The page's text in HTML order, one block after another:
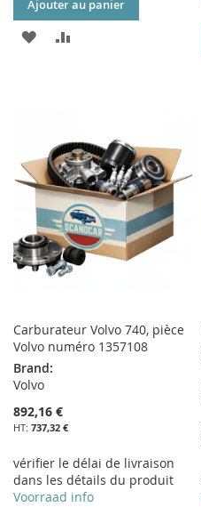
Ajouter au panier
AJOUTER
D’ENVIE
Carburateur Volvo 740, pièce
Volvo numéro 1357108
Brand:
Volvo
892,16 €
737,32 €
vérifier le délai de livraison
dans les détails du produit
Voorraad info